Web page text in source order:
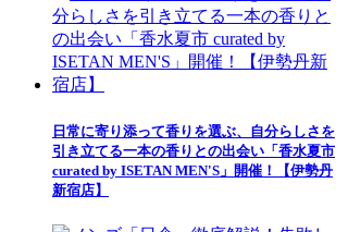
日常に寄り添って香りを選ぶ、自分らしさを
引き立てる一本の香りとの出会い「香水夏市
curated by ISETAN MEN'S」開催！【伊勢丹
新宿店】